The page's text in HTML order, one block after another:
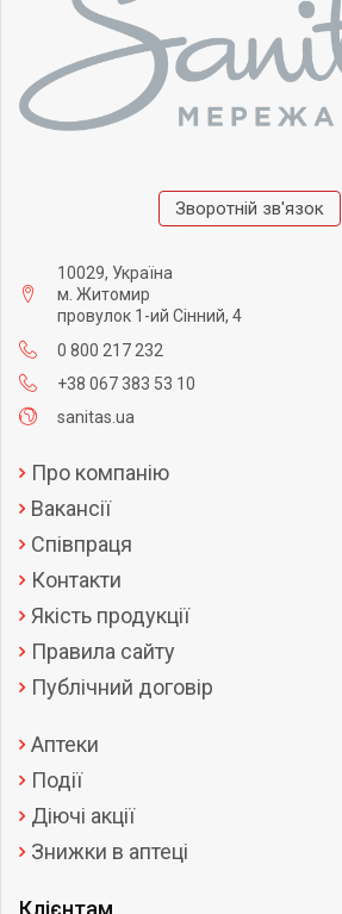
Зворотній зв'язок
10029, Україна
м. Житомир
провулок 1-ий Сінний, 4
0 800 217 232
+38 067 383 53 10
sanitas.ua
Про компанію
Вакансії
Співпраця
Контакти
Якість продукції
Правила сайту
Публічний договір
Аптеки
Події
Діючі акції
Знижки в аптеці
Клієнтам